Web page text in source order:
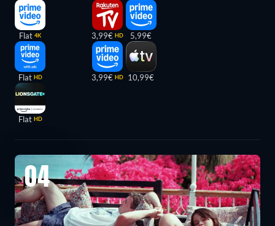
Flat 4K
Flat HD
Flat HD
3,99€ HD
3,99€ HD
5,99€
10,99€
04